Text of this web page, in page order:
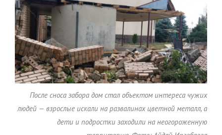
После сноса забора дом стал объектом интереса чужих
людей — взрослые искали на развалинах цветной металл, а
дети и подростки заходили на неогороженную